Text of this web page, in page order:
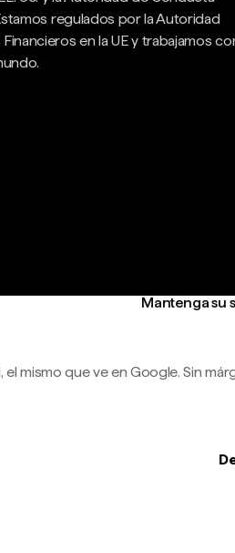
regulados por la Autoridad
en la UE y trabajamos
Mantenga su
el mismo que ve en Google. Sin